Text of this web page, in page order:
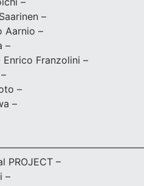
–
Aarnio –
–
Franzolini –
–
–
PROJECT –
–